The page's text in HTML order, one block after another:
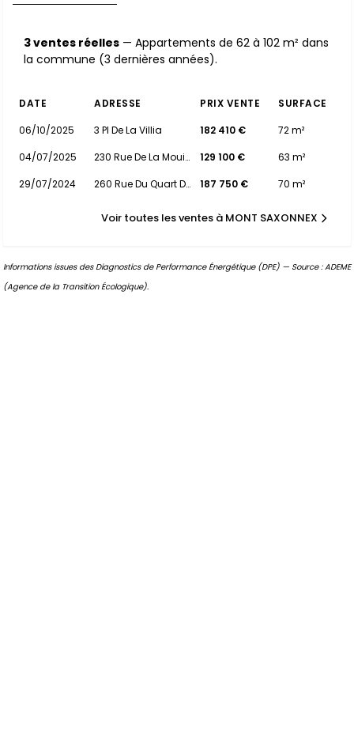
3 ventes réelles — Appartements de 62 à 102 m² dans
la commune (3 dernières années).
DATE ADRESSE PRIX VENTE
SURFACE
06/10/2025
3 Pl De La Villia 182 410 €
72 m²
04/07/2025
230 Rue De La Mouille 129 100 €
63 m²
29/07/2024
260 Rue Du Quart Dernier 187 750 € 70 m²
Voir toutes les ventes à MONT SAXONNEX
Informations issues des Diagnostics de Performance Énergétique (DPE) — Source : ADEME
(Agence de la Transition Écologique).